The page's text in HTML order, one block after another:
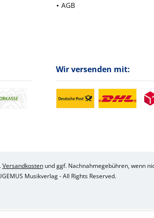
AGB
Wir versenden mit:
Versandkostenund ggf. Nachnahmegebühren, wenn
Musikverlag - All Rights Reserved.